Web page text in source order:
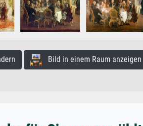
Bild in einem Raum anzeigen